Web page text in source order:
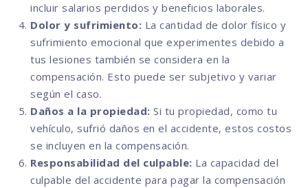
incluir salarios perdidos y beneficios laborales.
Dolor y sufrimiento: La cantidad de dolor físico y
sufrimiento emocional que experimentes debido a
tus lesiones también se considera en la
compensación. Esto puede ser subjetivo y variar
según el caso.
Daños a la propiedad: Si tu propiedad, como tu
vehículo, sufrió daños en el accidente, estos costos
se incluyen en la compensación.
Responsabilidad del culpable: La capacidad del
culpable del accidente para pagar la compensación